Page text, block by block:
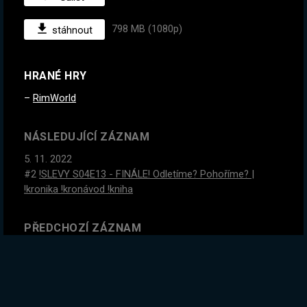
stáhnout 798 MB (1080p)
HRANÉ HRY
RimWorld
NÁSLEDUJÍCÍ ZÁZNAM
5. 11. 2022
#2 !SLEVY S04E13 - FINÁLE! Odletíme? Pohoříme? |
!kronika !kronávod !kniha
PŘEDCHOZÍ ZÁZNAM